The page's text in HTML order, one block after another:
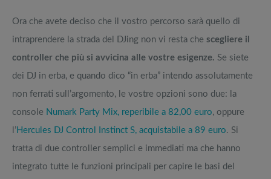
Ora che avete deciso che il vostro percorso sarà quello di
intraprendere la strada del DJing non vi resta che scegliere il
controller che più si avvicina alle vostre esigenze. Se siete
dei DJ in erba, e quando dico “in erba” intendo assolutamente
non ferrati sull’argomento, le vostre opzioni sono due: la
console Numark Party Mix, reperibile a 82,00 euro, oppure
l’ Hercules DJ Control Instinct S, acquistabile a 89 euro. Si
tratta di due controller semplici e immediati ma che hanno
integrato tutte le funzioni principali per capire le basi del